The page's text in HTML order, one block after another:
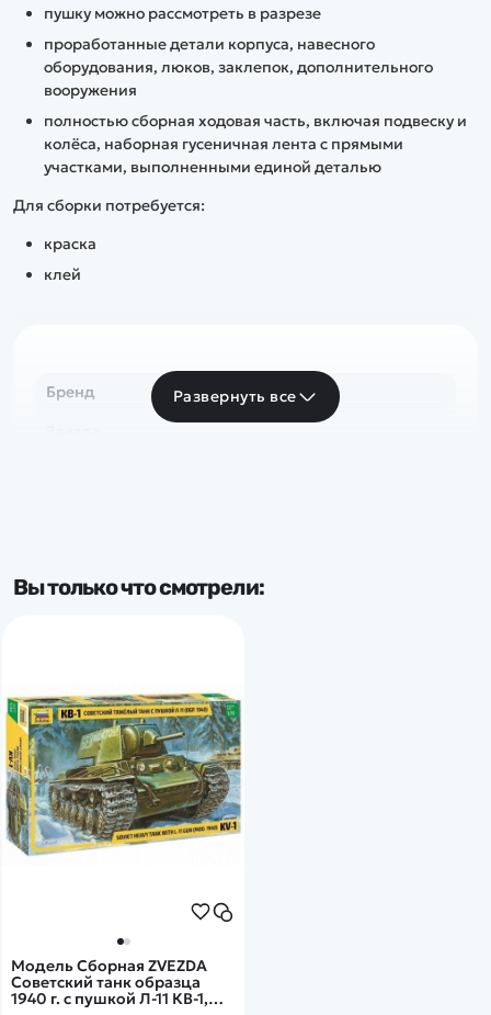
пушку можно рассмотреть в разрезе
проработанные детали корпуса, навесного
оборудования, люков, заклепок, дополнительного
вооружения
полностью сборная ходовая часть, включая подвеску и
колёса, наборная гусеничная лента с прямыми
участками, выполненными единой деталью
Для сборки потребуется:
краска
клей
Бренд
Развернуть все
Вы только что смотрели:
Модель Сборная ZVEZDA
Советский танк образца
1940 г. с пушкой Л-11 КВ-1,